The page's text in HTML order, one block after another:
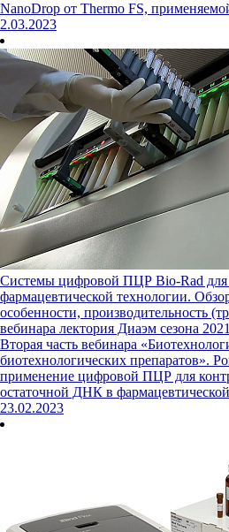
NanoDrop от Thermo FS,
2.03.2023
Системы цифровой ПЦР Bio-Rad для
фармацевтической технологии.
особенности, производительность
вебинара лектория Диаэм сезона
Вторая часть вебинара
биотехнологических препаратов».
применение цифровой ПЦР для
остаточной ДНК в
23.02.2023